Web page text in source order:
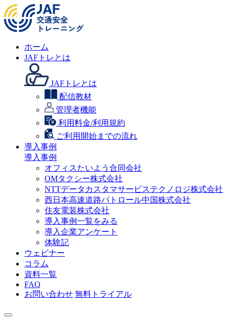
ホーム
JAFトレとは
JAFトレとは
配信教材
管理者機能
利用料金/利用規約
ご利用開始までの流れ
導入事例
導入事例
オフィスたいよう合同会社
OMタクシー株式会社
NTTデータカスタマサービステクノロジ株式会社
西日本高速道路パトロール中国株式会社
住友電装株式会社
導入事例一覧をみる
導入企業アンケート
体験記
ウェビナー
コラム
資料一覧
FAQ
お問い合わせ 無料トライアル